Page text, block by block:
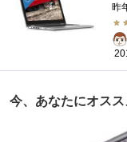
今、あなたにオスス